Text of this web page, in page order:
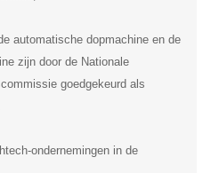
automatische dopmachine en de
zijn door de Nationale
goedgekeurd als
ondernemingen in de